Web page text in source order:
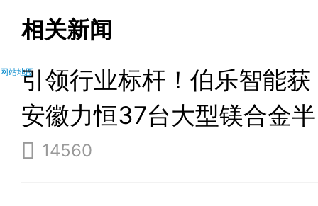
相关新闻
引领行业标杆！伯乐智能获
安徽力恒37台大型镁合金半
固态成型机订单
14560
网站地图